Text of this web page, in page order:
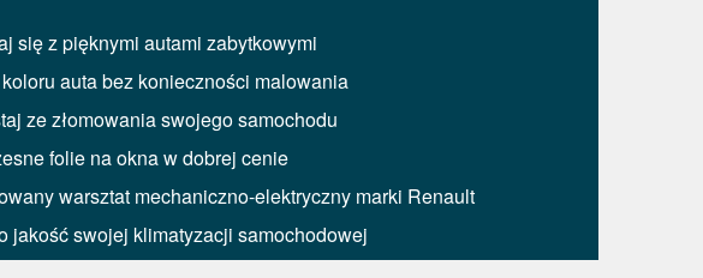
się z pięknymi autami zabytkowymi
auta bez konieczności malowania
ze złomowania swojego samochodu
folie na okna w dobrej cenie
warsztat mechaniczno-elektryczny marki Renault
jakość swojej klimatyzacji samochodowej